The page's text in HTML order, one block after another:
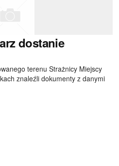
dostanie
terenu Strażnicy Miejscy
znaleźli dokumenty z danymi